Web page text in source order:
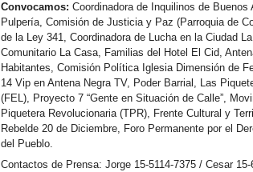
Convocamos: Coordinadora de Inquilinos de
Pulpería, Comisión de Justicia y Paz (Parroquia de
de la Ley 341, Coordinadora de Lucha en la Ciudad
Comunitario La Casa, Familias del Hotel El Cid,
Habitantes, Comisión Política Iglesia Dimensión de
14 Vip en Antena Negra TV, Poder Barrial, Las
(FEL), Proyecto 7 “Gente en Situación de Calle”,
Piquetera Revolucionaria (TPR), Frente Cultural y
Rebelde 20 de Diciembre, Foro Permanente por el
del Pueblo.
Contactos de Prensa: Jorge 15-5114-7375 / Cesar